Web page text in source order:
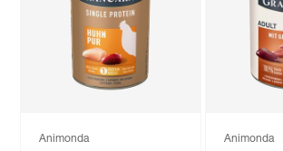
Animonda Animonda